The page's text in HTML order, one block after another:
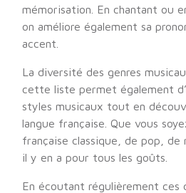
mémorisation. En chantant ou
on améliore également sa
accent.
La diversité des genres
cette liste permet également
styles musicaux tout en
langue française. Que vous
française classique, de pop, de
il y en a pour tous les goûts.
En écoutant régulièrement ces